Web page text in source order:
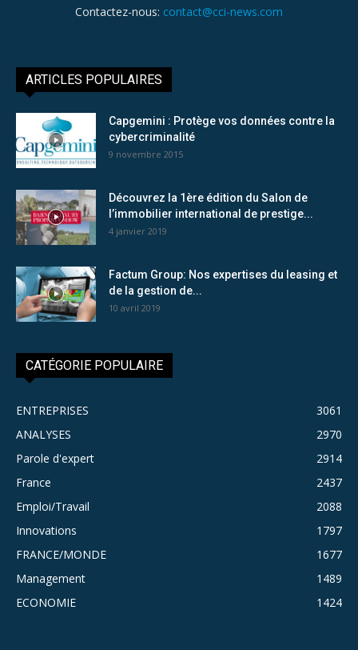
Contactez-nous: contact@cci-news.com
ARTICLES POPULAIRES
Capgemini : Protège vos données contre la
cybercriminalité
9 novembre 2015
Découvrez la 1ère édition du Salon de
l’immobilier international de prestige...
4 janvier 2019
Factum Group: Nos expertises du leasing et
de la gestion de...
10 avril 2019
CATÉGORIE POPULAIRE
ENTREPRISES
3061
ANALYSES
2970
Parole d'expert
2914
France
2437
Emploi/Travail
2088
Innovations
1797
FRANCE/MONDE
1677
Management
1489
ECONOMIE
1424